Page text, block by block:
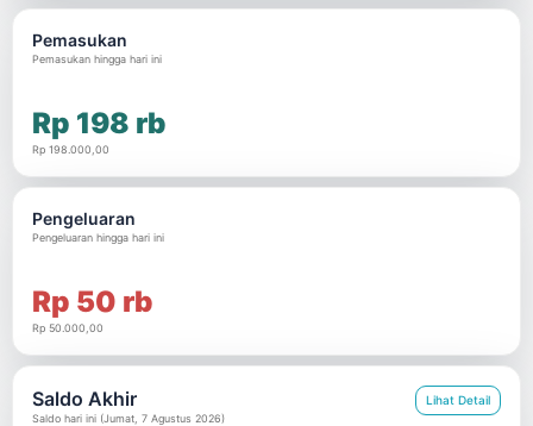
Pemasukan
Pemasukan hingga hari ini
Rp 198 rb
Rp 198.000,00
Pengeluaran
Pengeluaran hingga hari ini
Rp 50 rb
Rp 50.000,00
Lihat Detail
Saldo Akhir
Saldo hari ini (Jumat, 7 Agustus 2026)